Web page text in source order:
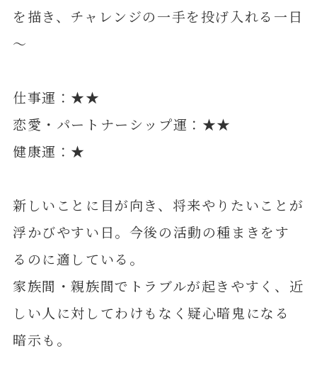
を描き、チャレンジの一手を投げ入れる一日
～
仕事運：★★
恋愛・パートナーシップ運：★★
健康運：★
新しいことに目が向き、将来やりたいことが
浮かびやすい日。今後の活動の種まきをす
るのに適している。
家族間・親族間でトラブルが起きやすく、近
しい人に対してわけもなく疑心暗鬼になる
暗示も。